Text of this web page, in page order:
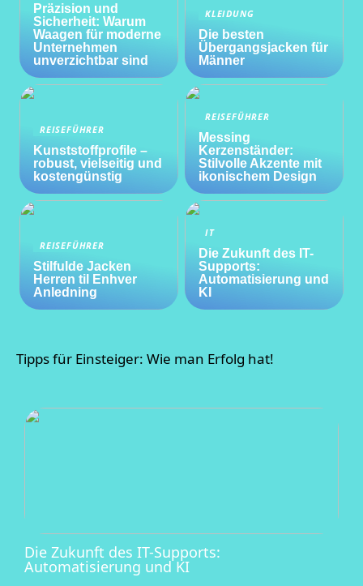
Präzision und
Sicherheit: Warum
Waagen für moderne
Unternehmen
unverzichtbar sind
KLEIDUNG
Die besten
Übergangsjacken für
Männer
REISEFÜHRER
Kunststoffprofile –
robust, vielseitig und
kostengünstig
REISEFÜHRER
Messing
Kerzenständer:
Stilvolle Akzente mit
ikonischem Design
REISEFÜHRER
Stilfulde Jacken
Herren til Enhver
Anledning
IT
Die Zukunft des IT-
Supports:
Automatisierung und
KI
Tipps für Einsteiger: Wie man Erfolg hat!
Die Zukunft des IT-Supports:
Automatisierung und KI